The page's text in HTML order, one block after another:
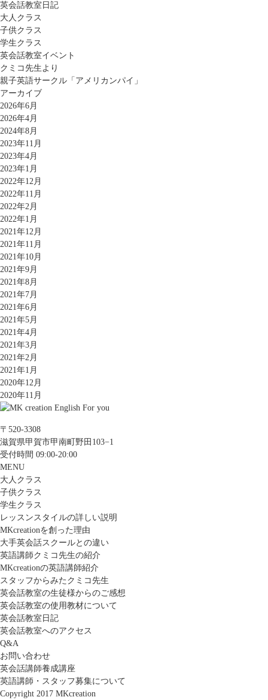
英会話教室日記
大人クラス
子供クラス
学生クラス
英会話教室イベント
クミコ先生より
親子英語サークル「アメリカンパイ」
アーカイブ
2026年6月
2026年4月
2024年8月
2023年11月
2023年4月
2023年1月
2022年12月
2022年11月
2022年2月
2022年1月
2021年12月
2021年11月
2021年10月
2021年9月
2021年8月
2021年7月
2021年6月
2021年5月
2021年4月
2021年3月
2021年2月
2021年1月
2020年12月
2020年11月
〒520-3308
滋賀県甲賀市甲南町野田103−1
受付時間 09:00-20:00
MENU
大人クラス
子供クラス
学生クラス
レッスンスタイルの詳しい説明
MKcreationを創った理由
大手英会話スクールとの違い
英語講師クミコ先生の紹介
MKcreationの英語講師紹介
スタッフからみたクミコ先生
英会話教室の生徒様からのご感想
英会話教室の使用教材について
英会話教室日記
英会話教室へのアクセス
Q&A
お問い合わせ
英会話講師養成講座
英語講師・スタッフ募集について
Copyright 2017 MKcreation